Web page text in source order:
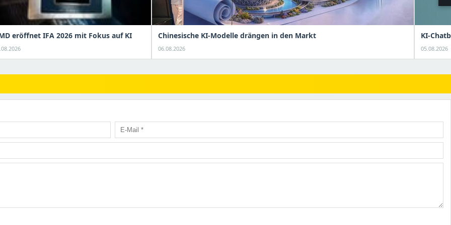
eröffnet IFA 2026 mit Fokus auf KI Chinesische KI-Modelle drängen in den Markt
06.08.2026
KI-
05.08.2026